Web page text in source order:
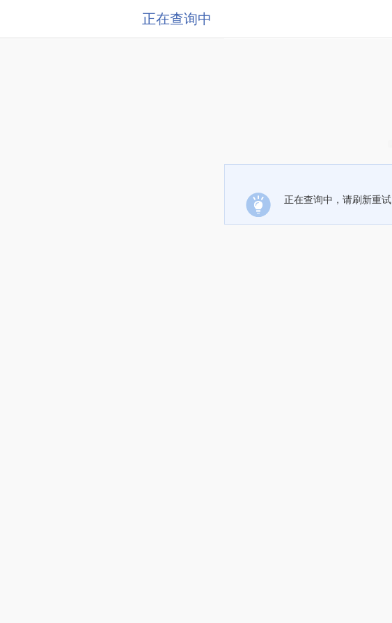
正在查询中
正在查询中，请刷新重试